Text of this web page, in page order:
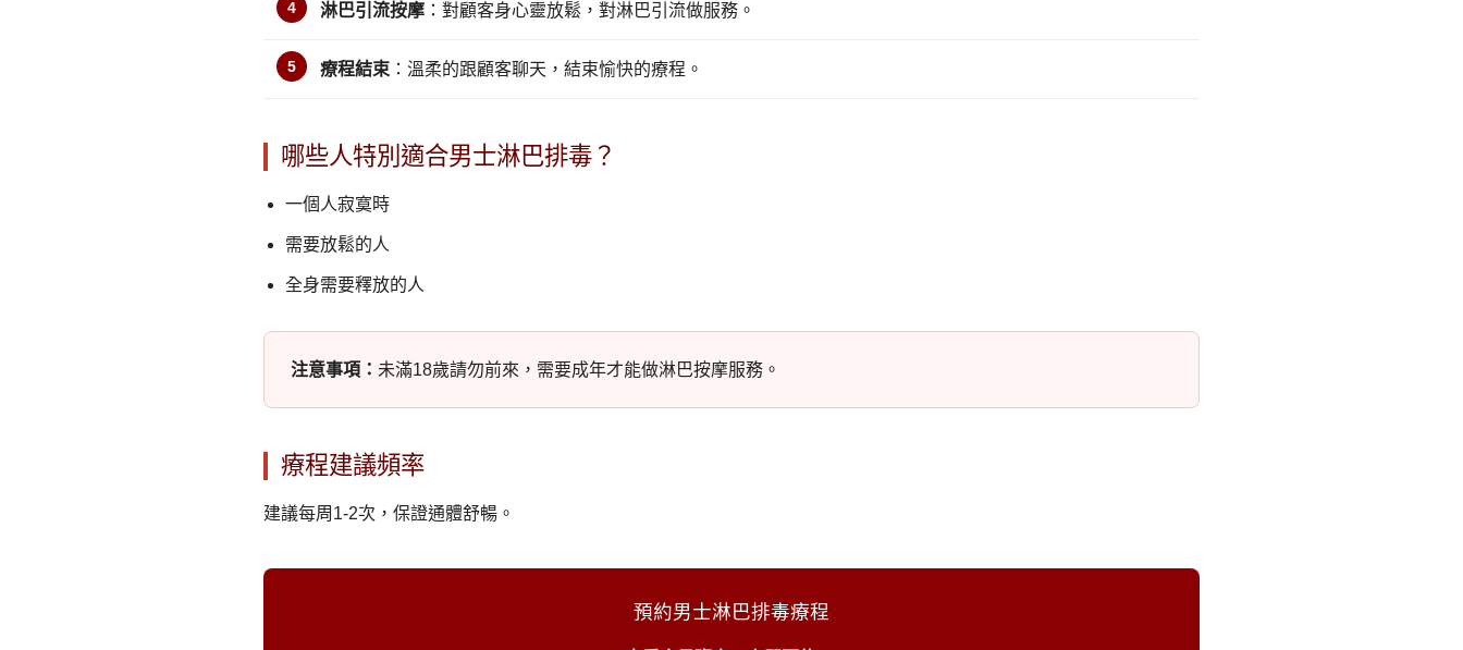
淋巴引流按摩 ：對顧客身心靈放鬆，對淋巴引流做服務。
療程結束：溫柔的跟顧客聊天，結束愉快的療程。
哪些人特別適合男士淋巴排毒？
一個人寂寞時
需要放鬆的人
全身需要釋放的人
注意事項： 未滿18歲請勿前來，需要成年才能做淋巴按摩服務。
療程建議頻率
建議每周1-2次，保證通體舒暢。
預約男士淋巴排毒療程